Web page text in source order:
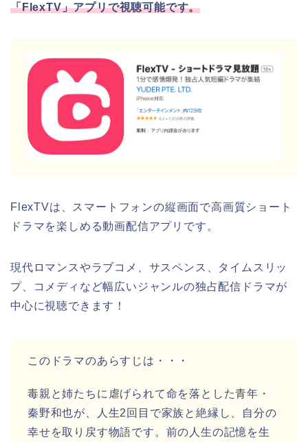
「FlexTV」アプリで視聴可能です。
FlexTVは、スマートフォンの縦画面で高画質ショート
ドラマを楽しめる動画配信アプリです。
現代ロマンスやラブコメ、サスペンス、タイムスリッ
プ、コメディなど幅広いジャンルの独占配信ドラマが
中心に視聴できます！
このドラマのあらすじは・・・
毒親と姉たちに虐げられて命を落とした青年・
秦野和也が、人生2回目で家族と絶縁し、自分の
幸せを取り戻す物語です。前の人生の記憶を生